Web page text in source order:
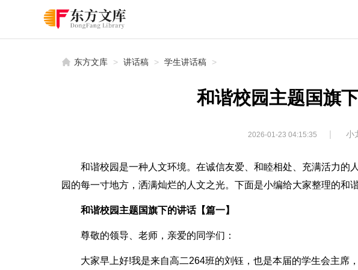
东方文库 > 讲话稿 > 学生讲话稿 >
和谐校园主题国旗
2026-01-23 04:15:35 | 小
和谐校园是一种人文环境。在诚信友爱、和睦相处、充满活力的
园的每一寸地方，洒满灿烂的人文之光。下面是小编给大家整理的和
和谐校园主题国旗下的讲话【篇一】
尊敬的领导、老师，亲爱的同学们：
大家早上好!我是来自高二264班的刘钰，也是本届的学生会主席